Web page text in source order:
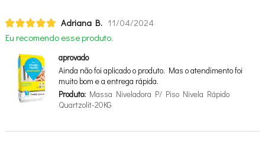
Adriana B. 11/04/2024
Eu recomendo esse produto.
aprovado
Ainda não foi aplicado o produto. Mas o atendimento foi
muito bom e a entrega rápida.
Produto:Massa Niveladora P/ Piso Nivela Rápido
Quartzolit-20KG